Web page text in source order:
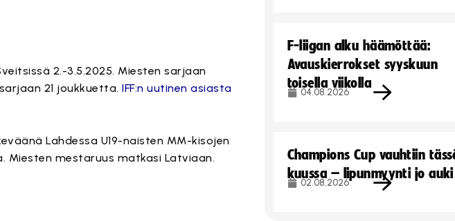
2.-3.5.2025. Miesten sarjaan
21 joukkuetta.IFF:n uutinen asiasta
Lahdessa U19-naisten MM-kisojen
Miesten mestaruus matkasi Latviaan.
F-liigan alku häämöttää:
Avauskierrokset syyskuun
toisella viikolla
04.08.2026
Champions Cup vauhtiin
kuussa – lipunmyynti jo auki
02.08.2026